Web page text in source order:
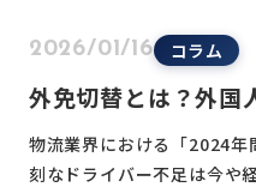
2026/01/16 コラム
外免切替とは？外国
物流業界における「2024年
刻なドライバー不足は今や